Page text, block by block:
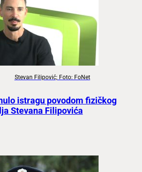
Stevan Filipović; Foto: FoNet
istragu povodom fizičkog
Stevana Filipovića